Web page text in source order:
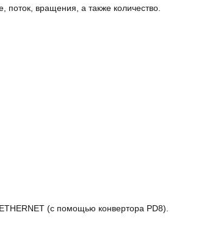
вращения, а также количество.
(с помощью конвертора PD8).